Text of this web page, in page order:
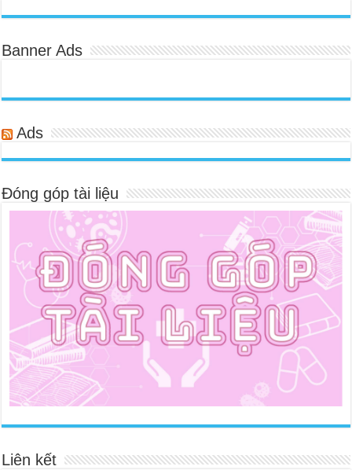
Banner Ads
Ads
Đóng góp tài liệu
Liên kết